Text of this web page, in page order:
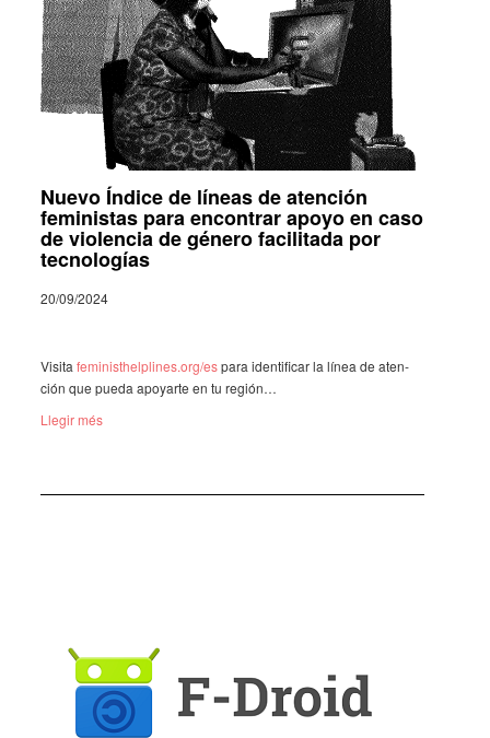
Nuevo Índice de líneas de atención
feministas para encontrar apoyo en caso
de violencia de género facilitada por
tecnologías
20/09/2024
Visitafemi­nis­thel­pli­nes.org/espara iden­ti­fi­car la línea de aten­
ción que pueda apoyarte en tu región…
Llegir més